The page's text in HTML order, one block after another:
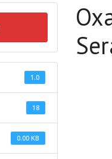
1.0
18
0.00 KB